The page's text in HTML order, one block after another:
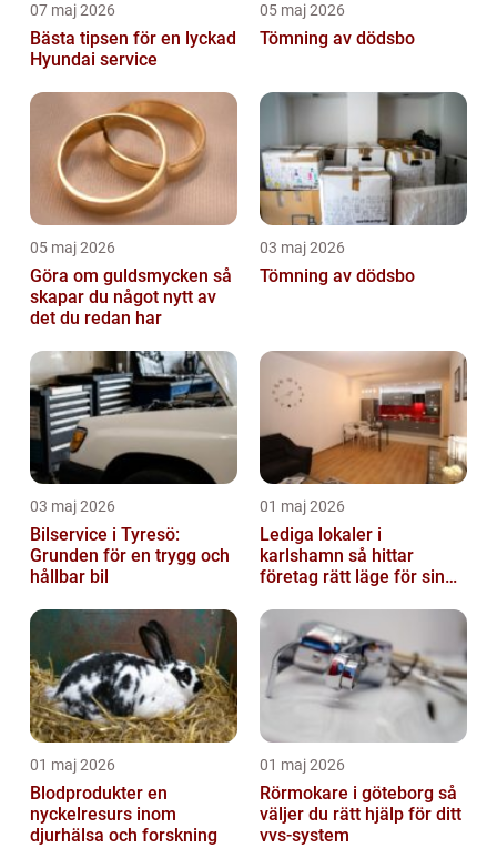
07 maj 2026
Bästa tipsen för en lyckad
Hyundai service
05 maj 2026
Tömning av dödsbo
05 maj 2026
Göra om guldsmycken så
skapar du något nytt av
det du redan har
03 maj 2026
Tömning av dödsbo
03 maj 2026
Bilservice i Tyresö:
Grunden för en trygg och
hållbar bil
01 maj 2026
Lediga lokaler i
karlshamn så hittar
företag rätt läge för sin
01 maj 2026
Blodprodukter en
nyckelresurs inom
djurhälsa och forskning
01 maj 2026
Rörmokare i göteborg så
väljer du rätt hjälp för ditt
vvs-system